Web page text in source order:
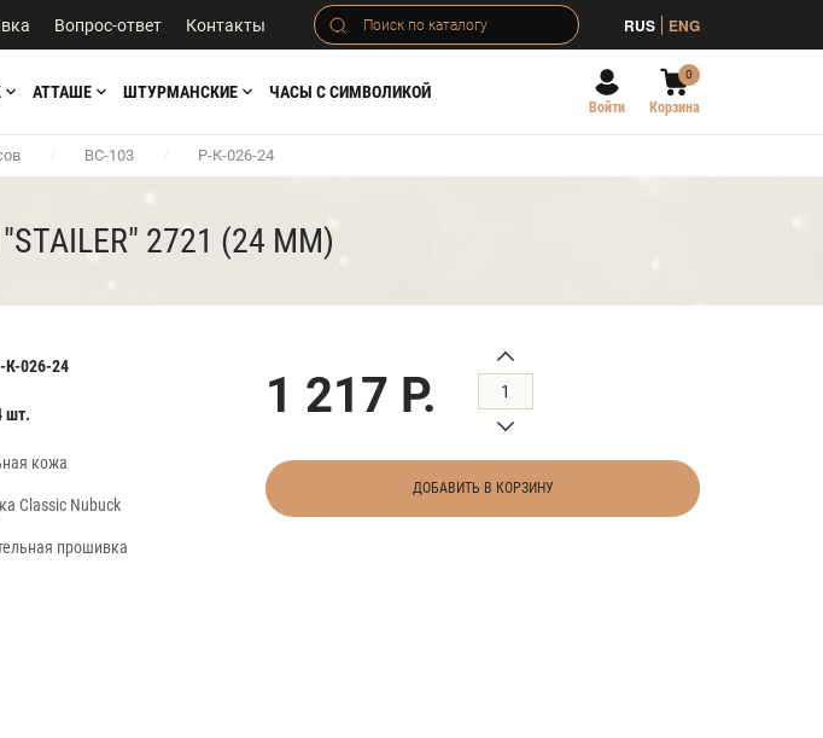
Вопрос-ответ Контакты RUS ENG
АТТАШЕ ШТУРМАНСКИЕ ЧАСЫ С СИМВОЛИКОЙ
Войти
0
Корзина
/ BC-103 / Р-К-026-24
2721 (24 ММ)
026-24
шт.
кожа
Classic Nubuck
прошивка
1 217 Р.
ДОБАВИТЬ В КОРЗИНУ